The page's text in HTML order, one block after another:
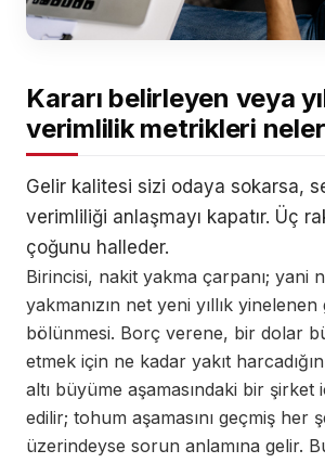
Kararı belirleyen veya
verimlilik metrikleri
Gelir kalitesi sizi odaya sokarsa,
verimliliği anlaşmayı kapatır. Üç
çoğunu halleder.
Birincisi, nakit yakma çarpanı; yani
yakmanızın net yeni yıllık
bölünmesi. Borç verene, bir dolar
etmek için ne kadar yakıt
altı büyüme aşamasındaki bir şirket
edilir; tohum aşamasını geçmiş her
üzerindeyse sorun anlamına gelir.